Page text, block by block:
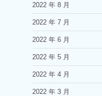
2022 年 8 月
2022 年 7 月
2022 年 6 月
2022 年 5 月
2022 年 4 月
2022 年 3 月